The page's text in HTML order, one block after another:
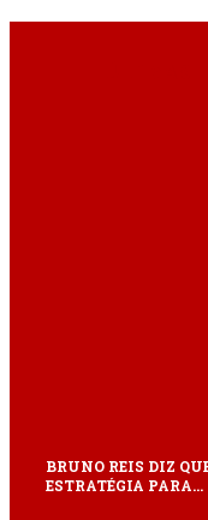
BRUNO REIS DIZ
ESTRATÉGIA PARA…